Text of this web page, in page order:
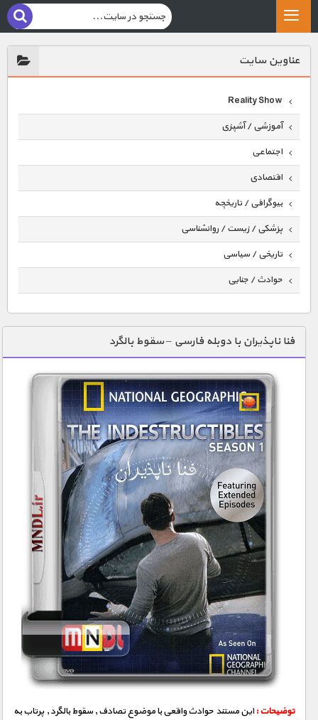
عناوين سايت
Reality Show
آموزشی / آشپزی
اجتماعی
اقتصادی
بیوگرافی / تاریخچه
پزشکی / زیست / روانشناسی
تاریخی / سیاسی
حوادث / جنایی
دنیای خوراکی ها
زمین شناسی / محیط زیست
سازه/ معماری/ مهندسی
سرگرمی
شناخت کودکان
طبیعت
علم و فناوری
فرهنگ / هنر
کیهان / نجوم
گردشگری
ماورایی
مسابقات / ورزشی
مستند های اختصاصی
فنا ناپذیران با دوبله فارسی – سقوط بالگرد
توضیحات :این مستند حوادث واقعی با موضوع تصادف , سقوط بالگرد , پرتاب به